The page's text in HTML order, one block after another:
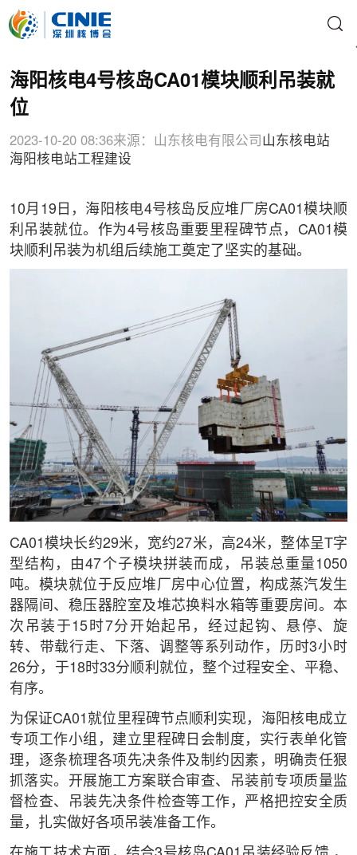
海阳核电4号核岛CA01模块顺利吊装就
位
2023-10-20 08:36来源：山东核电有限公司 山东核电站
海阳核电站工程建设
10月19日，海阳核电4号核岛反应堆厂房CA01模块顺
利吊装就位。作为4号核岛重要里程碑节点，CA01模
块顺利吊装为机组后续施工奠定了坚实的基础。
CA01模块长约29米，宽约27米，高24米，整体呈T字
型结构，由47个子模块拼装而成，吊装总重量1050
吨。模块就位于反应堆厂房中心位置，构成蒸汽发生
器隔间、稳压器腔室及堆芯换料水箱等重要房间。本
次吊装于15时7分开始起吊，经过起钩、悬停、旋
转、带载行走、下落、调整等系列动作，历时3小时
26分，于18时33分顺利就位，整个过程安全、平稳、
有序。
为保证CA01就位里程碑节点顺利实现，海阳核电成立
专项工作小组，建立里程碑日会制度，实行表单化管
理，逐条梳理各项先决条件及制约因素，明确责任狠
抓落实。开展施工方案联合审查、吊装前专项质量监
督检查、吊装先决条件检查等工作，严格把控安全质
量，扎实做好各项吊装准备工作。